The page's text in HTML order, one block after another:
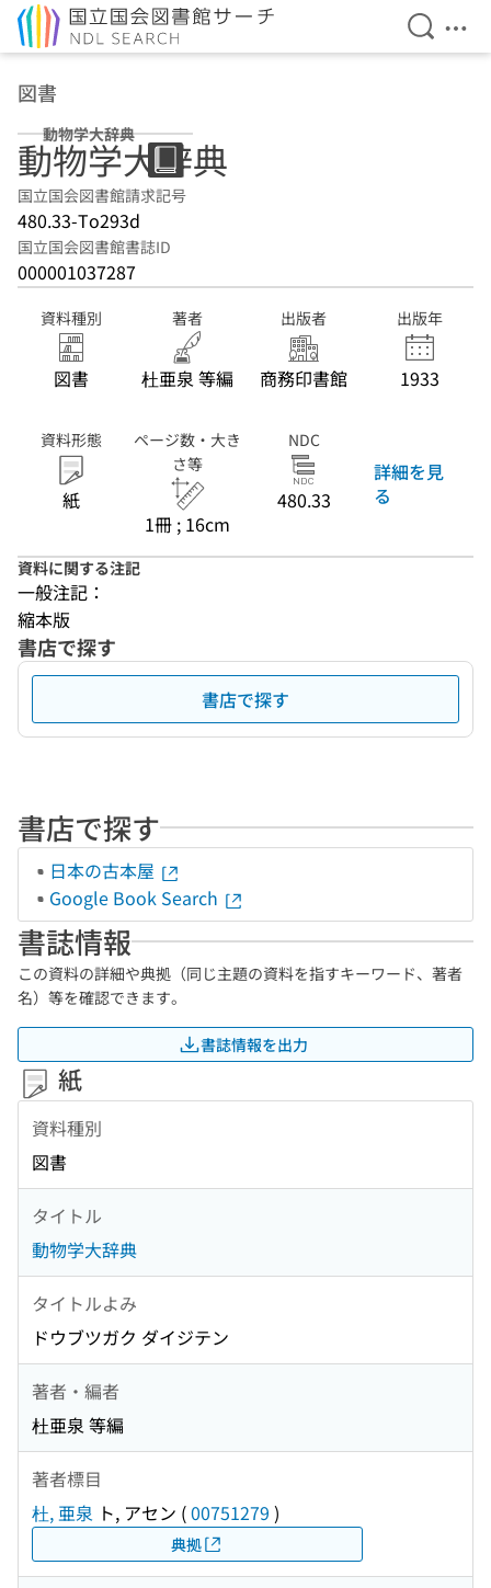
検索を
メ
図書
動物学大辞典
動物学大辞典
国立国会図書館請求記号
480.33-To293d
国立国会図書館書誌ID
000001037287
資料種別
図書
著者
杜亜泉 等編
出版者
商務印書館
出版年
1933
資料形態
紙
ページ数・大き
さ等
1冊 ; 16cm
NDC
480.33
詳細を見
る
資料に関する注記
一般注記：
縮本版
書店で探す
書店で探す
書店で探す
日本の古本屋
Google Book Search
書誌情報
この資料の詳細や典拠（同じ主題の資料を指すキーワード、著者
名）等を確認できます。
書誌情報を出力
紙
資料種別
図書
タイトル
動物学大辞典
タイトルよみ
ドウブツガク ダイジテン
著者・編者
杜亜泉 等編
著者標目
杜, 亜泉 ト, アセン (00751279 )
典拠